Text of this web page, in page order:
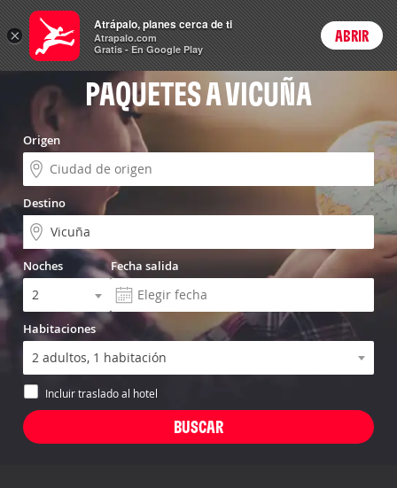
Vuelo+Hotel Login
PAQUETES A VICUÑA
Origen
Destino
Noches Fecha salida
Habitaciones
Incluir traslado al hotel
×
Atrápalo, planes cerca de ti
Atrapalo.com
Gratis - En Google Play
ABRIR